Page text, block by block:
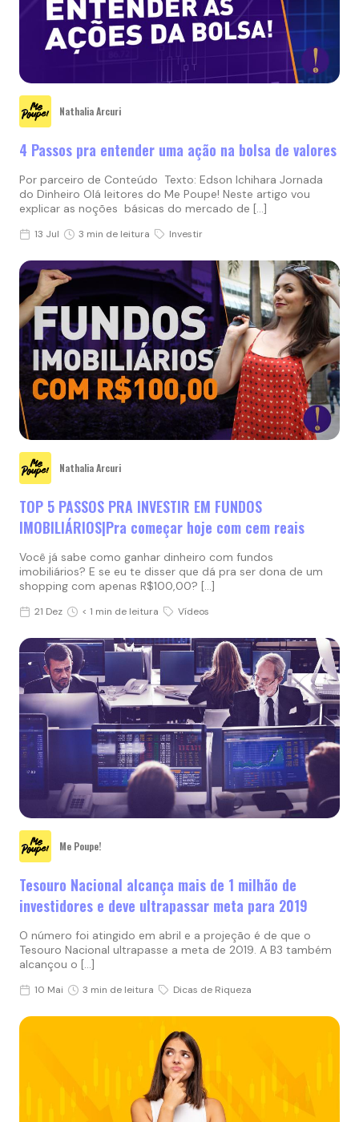
Nathalia Arcuri
4 Passos pra entender uma ação na bolsa de valores
Por parceiro de Conteúdo Texto: Edson Ichihara Jornada
do Dinheiro Olá leitores do Me Poupe! Neste artigo vou
explicar as noções básicas do mercado de […]
13 Jul 3 min de leitura Investir
Nathalia Arcuri
TOP 5 PASSOS PRA INVESTIR EM FUNDOS
IMOBILIÁRIOS|Pra começar hoje com cem reais
Você já sabe como ganhar dinheiro com fundos
imobiliários? E se eu te disser que dá pra ser dona de um
shopping com apenas R$100,00? […]
21 Dez < 1 min de leitura Vídeos
Me Poupe!
Tesouro Nacional alcança mais de 1 milhão de
investidores e deve ultrapassar meta para 2019
O número foi atingido em abril e a projeção é de que o
Tesouro Nacional ultrapasse a meta de 2019. A B3 também
alcançou o […]
10 Mai 3 min de leitura Dicas de Riqueza